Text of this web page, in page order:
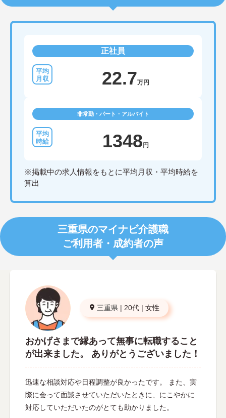
正社員
22.7万円
非常勤・パート・アルバイト
1348 円
※掲載中の求人情報をもとに平均月収・平均時給を
算出
三重県のマイナビ介護職
ご利用者・成約者の声
三重県 | 20代 | 女性
おかげさまで縁あって無事に転職すること
が出来ました。 ありがとうございました！
迅速な相談対応や日程調整が良かったです。 また、実
際に会って面談させていただいたときに、にこやかに
対応していただいたのがとても助かりました。